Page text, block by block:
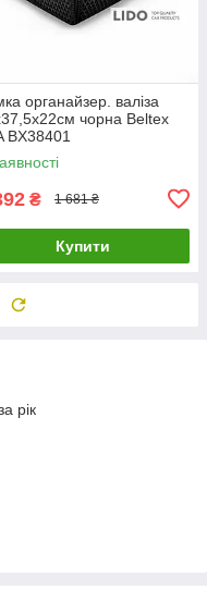
органайзер. валіза
чорна Beltex
BX38401
₴ 1 681 ₴
Купити
рік